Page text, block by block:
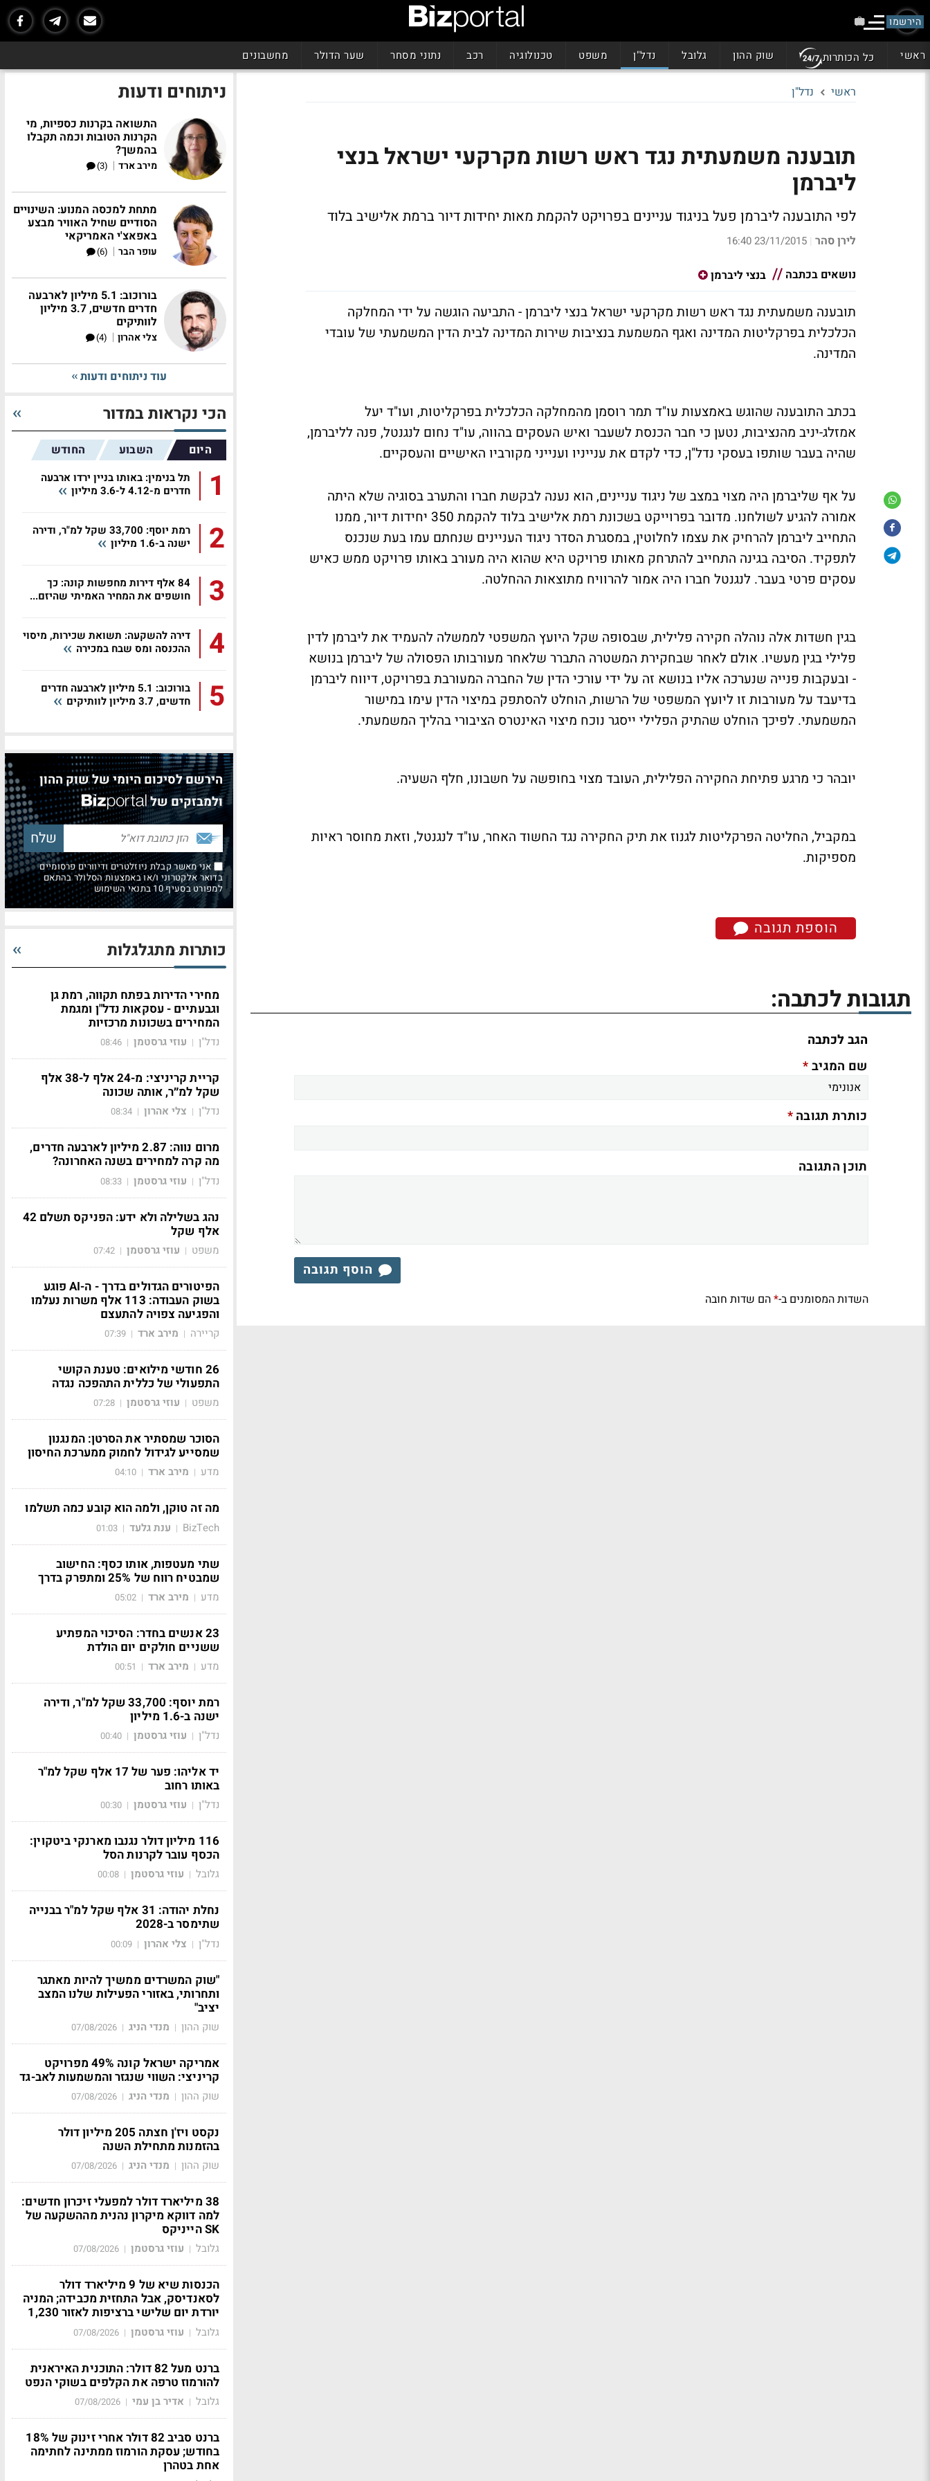
הירשמו
ראשי כל הכותרות שוק ההון גלובל נדל"ן משפט טכנולוגיה רכב נתוני מסחר שער הדולר מחשבונים
ראשי נדל"ן
תובענה משמעתית נגד ראש רשות מקרקעי ישראל בנצי
ליברמן
לפי התובענה ליברמן פעל בניגוד עניינים בפרויקט להקמת מאות יחידות דיור ברמת אלישיב בלוד
לירן סהר |
23/11/2015 16:40
נושאים בכתבה בנצי ליברמן
תובענה משמעתית נגד ראש רשות מקרקעי ישראל בנצי ליברמן - התביעה הוגשה על ידי המחלקה
הכלכלית בפרקליטות המדינה ואגף המשמעת בנציבות שירות המדינה לבית הדין המשמעתי של עובדי
המדינה.
בכתב התובענה שהוגש באמצעות עו"ד תמר רוסמן מהמחלקה הכלכלית בפרקליטות, ועו"ד יעל
אמזלג-יניב מהנציבות, נטען כי חבר הכנסת לשעבר ואיש העסקים בהווה, עו"ד נחום לנגנטל, פנה לליברמן,
שהיה בעבר שותפו בעסקי נדל"ן, כדי לקדם את ענייניו וענייני מקורביו האישיים והעסקיים.
על אף שליברמן היה מצוי במצב של ניגוד עניינים, הוא נענה לבקשת חברו והתערב בסוגיה שלא היתה
אמורה להגיע לשולחנו. מדובר בפרוייקט בשכונת רמת אלישיב בלוד להקמת 350 יחידות דיור, ממנו
התחייב ליברמן להרחיק את עצמו לחלוטין, במסגרת הסדר ניגוד העניינים שנחתם עמו בעת שנכנס
לתפקיד. הסיבה בגינה התחייב להתרחק מאותו פרויקט היא שהוא היה מעורב באותו פרויקט ממש כאיש
עסקים פרטי בעבר. לנגנטל חברו היה אמור להרוויח מתוצאות ההחלטה.
בגין חשדות אלה נוהלה חקירה פלילית, שבסופה שקל היועץ המשפטי לממשלה להעמיד את ליברמן לדין
פלילי בגין מעשיו. אולם לאחר שבחקירת המשטרה התברר שלאחר מעורבותו הפסולה של ליברמן בנושא
- ובעקבות פנייה שנערכה אליו בנושא זה על ידי עורכי הדין של החברה המעורבת בפרויקט, דיווח ליברמן
בדיעבד על מעורבות זו ליועץ המשפטי של הרשות, הוחלט להסתפק במיצוי הדין עימו במישור
המשמעתי. לפיכך הוחלט שהתיק הפלילי ייסגר נוכח מיצוי האינטרס הציבורי בהליך המשמעתי.
יובהר כי מרגע פתיחת החקירה הפלילית, העובד מצוי בחופשה על חשבונו, חלף השעיה.
במקביל, החליטה הפרקליטות לגנוז את תיק החקירה נגד החשוד האחר, עו"ד לנגנטל, וזאת מחוסר ראיות
מספיקות.
הוספת תגובה
תגובות לכתבה:
הגב לכתבה
שם המגיב*
כותרת תגובה*
תוכן התגובה
הוסף תגובה
השדות המסומנים ב-*הם שדות חובה
ניתוחים ודעות
התשואה בקרנות כספיות, מי
הקרנות הטובות וכמה תקבלו
בהמשך?
מירב ארד |
(3)
מתחת למכסה המנוע: השינויים
הסודיים שחיל האוויר מבצע
באפאצ'י האמריקאי
עופר הבר |
(6)
בורוכוב: 5.1 מיליון לארבעה
חדרים חדשים, 3.7 מיליון
לוותיקים
צלי אהרון |
(4)
עוד ניתוחים ודעות
הכי נקראות במדור
היום השבוע החודש
1
תל בנימין: באותו בניין ירדו ארבעה
חדרים מ-4.12 ל-3.6 מיליון
2
רמת יוסף: 33,700 שקל למ"ר, ודירה
ישנה ב-1.6 מיליון
3
84 אלף דירות מחפשות קונה: כך
חושפים את המחיר האמיתי שהיזם...
4
דירה להשקעה: תשואת שכירות, מיסוי
ההכנסה ומס שבח במכירה
5
בורוכוב: 5.1 מיליון לארבעה חדרים
חדשים, 3.7 מיליון לוותיקים
הירשם לסיכום היומי של שוק ההון
ולמבזקים של
אני מאשר קבלת ניוזלטרים ודיוורים פרסומיים
בדואר אלקטרוני ו/או באמצעות הסלולר בהתאם
למפורט בסעיף 10 בתנאי השימוש
כותרות מתגלגלות
מחירי הדירות בפתח תקווה, רמת גן
וגבעתיים - עסקאות נדל"ן ומגמת
המחירים בשכונות מרכזיות
נדל"ן | עוזי גרסטמן |
08:46
קריית קריניצי: מ-24 אלף ל-38 אלף
שקל למ״ר, אותה שכונה
נדל"ן | צלי אהרון |
08:34
מרום נווה: 2.87 מיליון לארבעה חדרים,
מה קרה למחירים בשנה האחרונה?
נדל"ן | עוזי גרסטמן |
08:33
נהג בשלילה ולא ידע: הפניקס תשלם 42
אלף שקל
משפט | עוזי גרסטמן |
07:42
הפיטורים הגדולים בדרך - ה-AI פוגע
בשוק העבודה: 113 אלף משרות נעלמו
והפגיעה צפויה להתעצם
קריירה | מירב ארד |
07:39
26 חודשי מילואים: טענת הקושי
התפעולי של כללית התהפכה נגדה
משפט | עוזי גרסטמן |
07:28
הסוכר שמסתיר את הסרטן: המנגנון
שמסייע לגידול לחמוק ממערכת החיסון
מדע | מירב ארד |
04:10
מה זה טוקן, ולמה הוא קובע כמה תשלמו
BizTech
| ענת גלעד |
01:03
שתי מעטפות, אותו כסף: החישוב
שמבטיח רווח של 25% ומתפרק בדרך
מדע | מירב ארד |
05:02
23 אנשים בחדר: הסיכוי המפתיע
ששניים חולקים יום הולדת
מדע | מירב ארד |
00:51
רמת יוסף: 33,700 שקל למ"ר, ודירה
ישנה ב-1.6 מיליון
נדל"ן | עוזי גרסטמן |
00:40
יד אליהו: פער של 17 אלף שקל למ"ר
באותו רחוב
נדל"ן | עוזי גרסטמן |
00:30
116 מיליון דולר נגנבו מארנקי ביטקוין:
הכסף עובר לקרנות הסל
גלובל | עוזי גרסטמן |
00:08
נחלת יהודה: 31 אלף שקל למ"ר בבנייה
שתימסר ב-2028
נדל"ן | צלי אהרון |
00:09
"שוק המשרדים ממשיך להיות מאתגר
ותחרותי, באזורי הפעילות שלנו המצב
יציב"
שוק ההון | מנדי הניג |
07/08/2026
אמריקה ישראל קונה 49% מפרויקט
קריניצי: השווי שנגזר והמשמעות לאב-גד
שוק ההון | מנדי הניג |
07/08/2026
נקסט ויז'ן חצתה 205 מיליון דולר
בהזמנות מתחילת השנה
שוק ההון | מנדי הניג |
07/08/2026
38 מיליארד דולר למפעלי זיכרון חדשים:
למה דווקא מיקרון נהנית מההשקעה של
SK הייניקס
גלובל | עוזי גרסטמן |
07/08/2026
הכנסות שיא של 9 מיליארד דולר
לסאנדיסק, אבל התחזית מכבידה; המניה
יורדת יום שלישי ברציפות לאזור 1,230
גלובל | עוזי גרסטמן |
07/08/2026
ברנט מעל 82 דולר: התוכנית האיראנית
להורמוז טרפה את הקלפים בשוקי הנפט
גלובל | אדיר בן עמי |
07/08/2026
ברנט סביב 82 דולר אחרי זינוק של 18%
בחודש; עסקת הורמוז ממתינה לחתימה
אחת בטהרן